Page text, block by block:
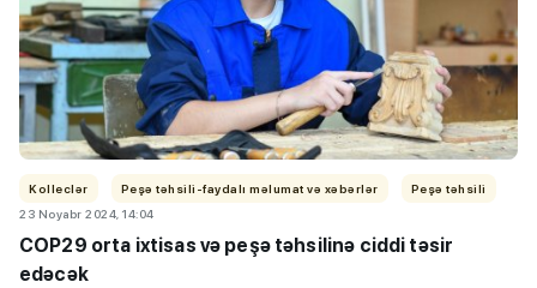
Kolleclər Peşə təhsili-faydalı məlumat və xəbərlər
Peşə təhsili
23 Noyabr 2024, 14:04
COP29 orta ixtisas və peşə təhsilinə ciddi təsir
edəcək